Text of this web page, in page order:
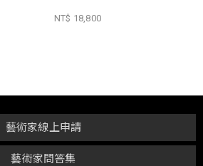
NT$ 18,800
藝術家問答集
藝術家線上申請